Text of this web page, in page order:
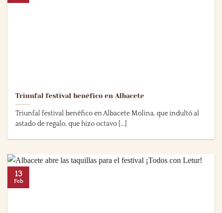
Triunfal festival benéfico en Albacete
Triunfal festival benéfico en Albacete Molina, que indultó al
astado de regalo, que hizo octavo [...]
13
Feb